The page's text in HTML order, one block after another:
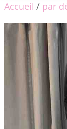
Accueil / par